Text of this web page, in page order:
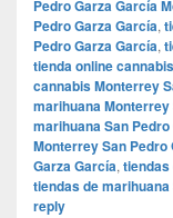
Pedro Garza García
Pedro Garza García,
Pedro Garza García,
tienda online
cannabis Monterrey
marihuana
marihuana San
Monterrey San Pedro
Garza García, tiendas
tiendas de
reply